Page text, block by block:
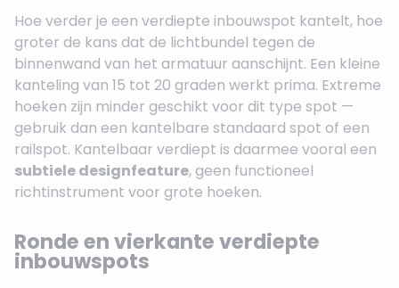
Hoe verder je een verdiepte inbouwspot kantelt, hoe
groter de kans dat de lichtbundel tegen de
binnenwand van het armatuur aanschijnt. Een kleine
kanteling van 15 tot 20 graden werkt prima. Extreme
hoeken zijn minder geschikt voor dit type spot —
gebruik dan een kantelbare standaard spot of een
railspot. Kantelbaar verdiept is daarmee vooral een
subtiele designfeature, geen functioneel
richtinstrument voor grote hoeken.
Ronde en vierkante verdiepte
inbouwspots